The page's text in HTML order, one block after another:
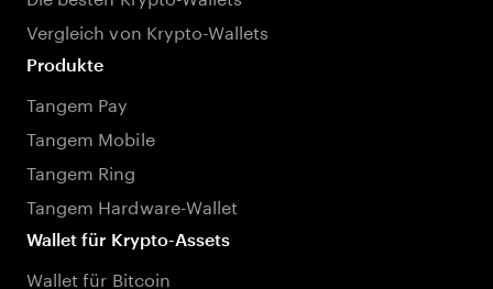
Vergleich von Krypto-Wallets
Produkte
Tangem Pay
Tangem Mobile
Tangem Ring
Tangem Hardware-Wallet
Wallet für Krypto-Assets
Wallet für Bitcoin